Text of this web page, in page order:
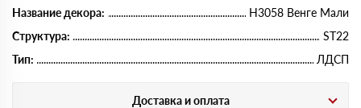
Название декора:
H3058 Венге Мали
Структура:
ST22
Тип:
ЛДСП
Доставка и оплата